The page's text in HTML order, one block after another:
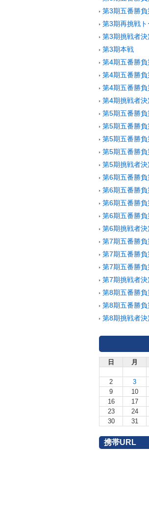
第3期五番勝負
第3期再挑戦ト
第3期挑戦者決
第3期本戦
第4期五番勝負
第4期五番勝負
第4期五番勝負
第4期挑戦者決
第5期五番勝負
第5期五番勝負
第5期五番勝負
第5期五番勝負
第5期挑戦者決
第6期五番勝負
第6期五番勝負
第6期五番勝負
第6期五番勝負
第6期挑戦者決
第7期五番勝負
第7期五番勝負
第7期五番勝負
第7期挑戦者決
第8期五番勝負
第8期五番勝負
第8期挑戦者決
日 月
2
3
9
10
16
17
23
24
30
31
携帯URL